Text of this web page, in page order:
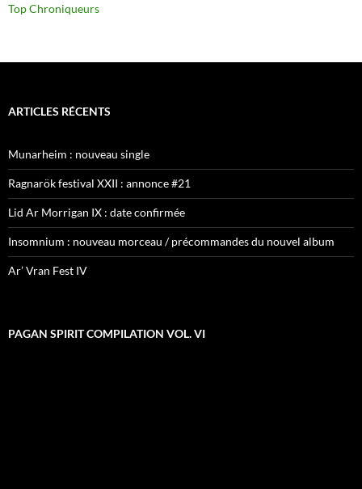
Top Chroniqueurs
ARTICLES RÉCENTS
Munarheim : nouveau single
Ragnarök festival XXII : annonce #21
Lid Ar Morrigan IX : date confirmée
Insomnium : nouveau morceau / précommandes du nouvel album
Ar’ Vran Fest IV
PAGAN SPIRIT COMPILATION VOL. VI